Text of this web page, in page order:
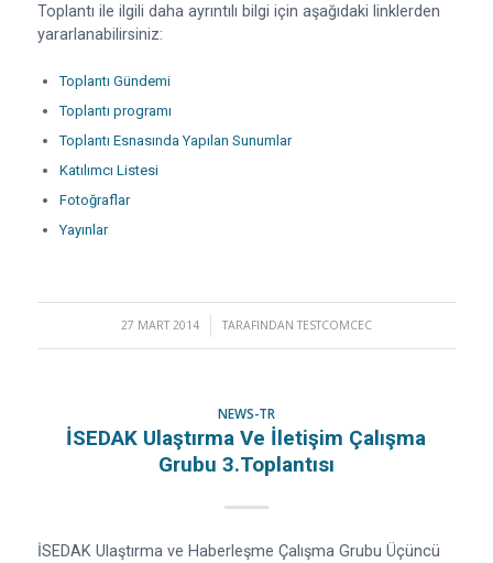
Toplantı ile ilgili daha ayrıntılı bilgi için aşağıdaki linklerden
yararlanabilirsiniz:
Toplantı Gündemi
Toplantı programı
Toplantı Esnasında Yapılan Sunumlar
Katılımcı Listesi
Fotoğraflar
Yayınlar
27 MART 2014
/ TARAFINDANTESTCOMCEC
NEWS-TR
İSEDAK Ulaştırma Ve İletişim Çalışma
Grubu 3.Toplantısı
İSEDAK Ulaştırma ve Haberleşme Çalışma Grubu Üçüncü